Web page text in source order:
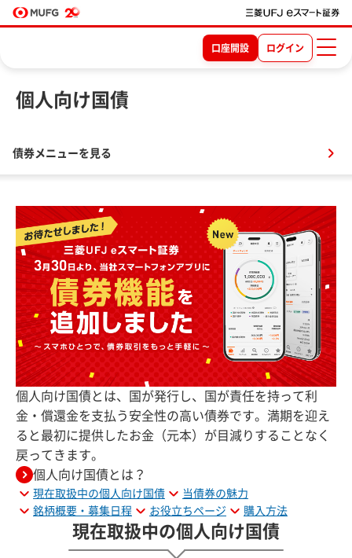
口座開設 ログイン
個人向け国債
個人向け国債とは、国が発行し、国が責任を持って利
金・償還金を支払う安全性の高い債券です。満期を迎え
ると最初に提供したお金（元本）が目減りすることなく
戻ってきます。
個人向け国債とは？
現在取扱中の個人向け国債
当債券の魅力
銘柄概要・募集日程
お役立ちページ 購入方法
現在取扱中の個人向け国債
債券メニューを見る